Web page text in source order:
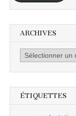
ARCHIVES
Archives
ÉTIQUETTES